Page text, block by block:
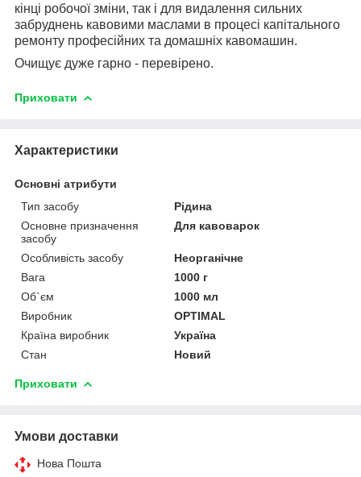
кінці робочої зміни, так і для видалення сильних
забруднень кавовими маслами в процесі капітального
ремонту професійних та домашніх кавомашин.
Очищує дуже гарно - перевірено.
Приховати
Характеристики
Основні атрибути
Тип засобу
Рідина
Основне призначення
засобу
Для кавоварок
Особливість засобу
Неорганічне
Вага
1000 г
Об`єм
1000 мл
Виробник
OPTIMAL
Країна виробник
Україна
Стан
Новий
Приховати
Умови доставки
Нова Пошта